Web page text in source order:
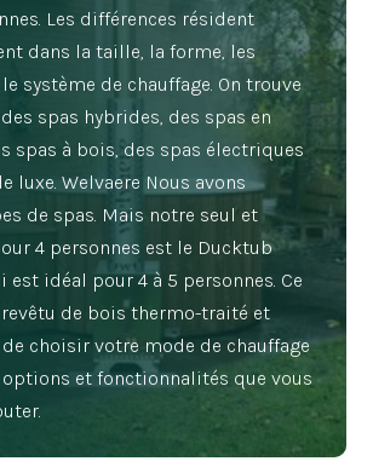
Les différences résident
dans la taille, la forme, les
système de chauffage. On trouve
spas hybrides, des spas en
spas à bois, des spas électriques
luxe. Welvaere Nous avons
de spas. Mais notre seul et
4 personnes est le Ducktub
est idéal pour 4 à 5 personnes. Ce
de bois thermo-traité et
choisir votre mode de chauffage
et fonctionnalités que vous